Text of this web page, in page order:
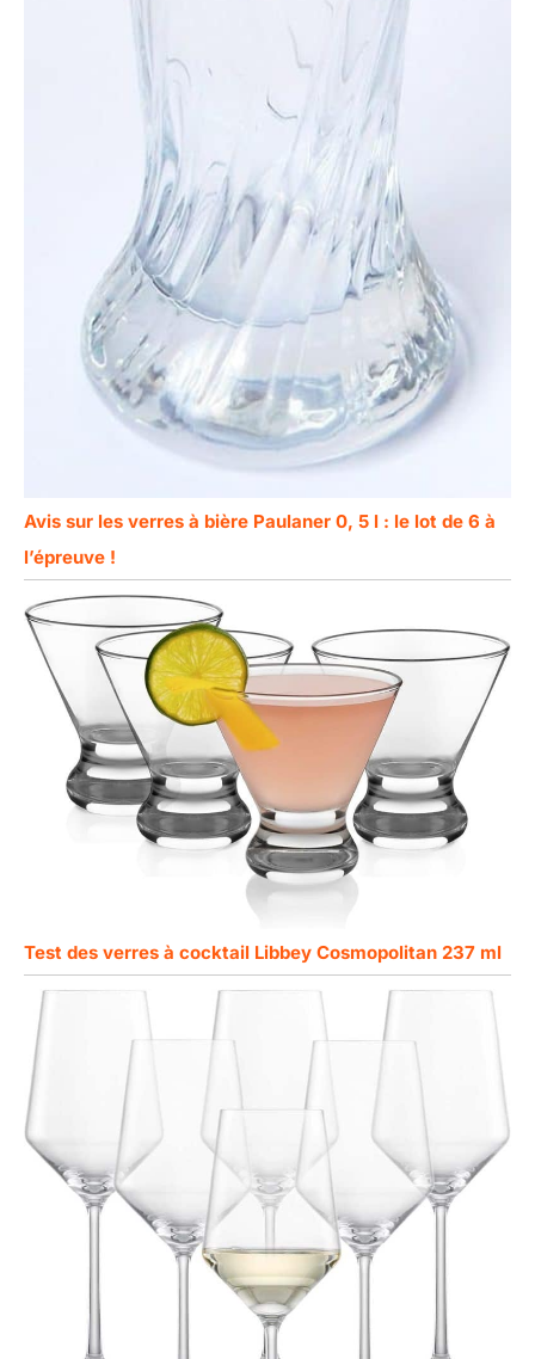
Avis sur les verres à bière Paulaner 0, 5 l : le lot de 6 à
l’épreuve !
Test des verres à cocktail Libbey Cosmopolitan 237 ml